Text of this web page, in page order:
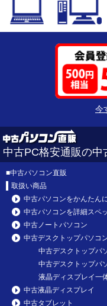
今
中古PC格安通販の中
■中古パソコン直販
取扱い商品
中古パソコンをかんたん
中古パソコンを詳細スペ
中古ノートパソコン
中古デスクトップパソコ
中古デスクトップパ
中古デスクトップパ
液晶ディスプレイ一
中古液晶ディスプレイ
中古タブレット